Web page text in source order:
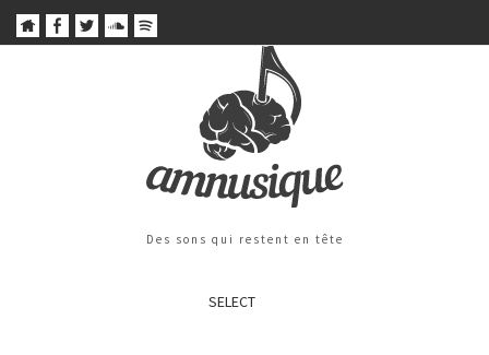
Des sons qui restent en tête
SELECT